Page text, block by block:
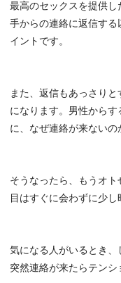
最高のセックスを提供
手からの連絡に返信す
イントです。
また、返信もあっさり
になります。男性から
に、なぜ連絡が来ないの
そうなったら、もうオ
目はすぐに会わずに少し
気になる人がいるとき
突然連絡が来たらテンシ